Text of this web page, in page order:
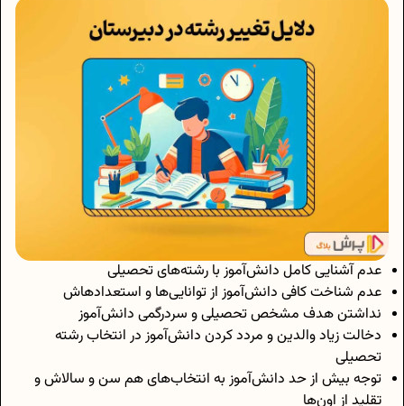
عدم آشنایی کامل دانش‌آموز با رشته‌های تحصیلی
عدم شناخت کافی دانش‌آموز از توانایی‌ها و استعدادهاش
نداشتن هدف مشخص تحصیلی و سردرگمی دانش‌آموز
دخالت زیاد والدین و مردد کردن دانش‌آموز در انتخاب رشته
تحصیلی
توجه بیش از حد دانش‌‎آموز به انتخاب‌های هم سن و سالاش و
تقلید از اون‌ها